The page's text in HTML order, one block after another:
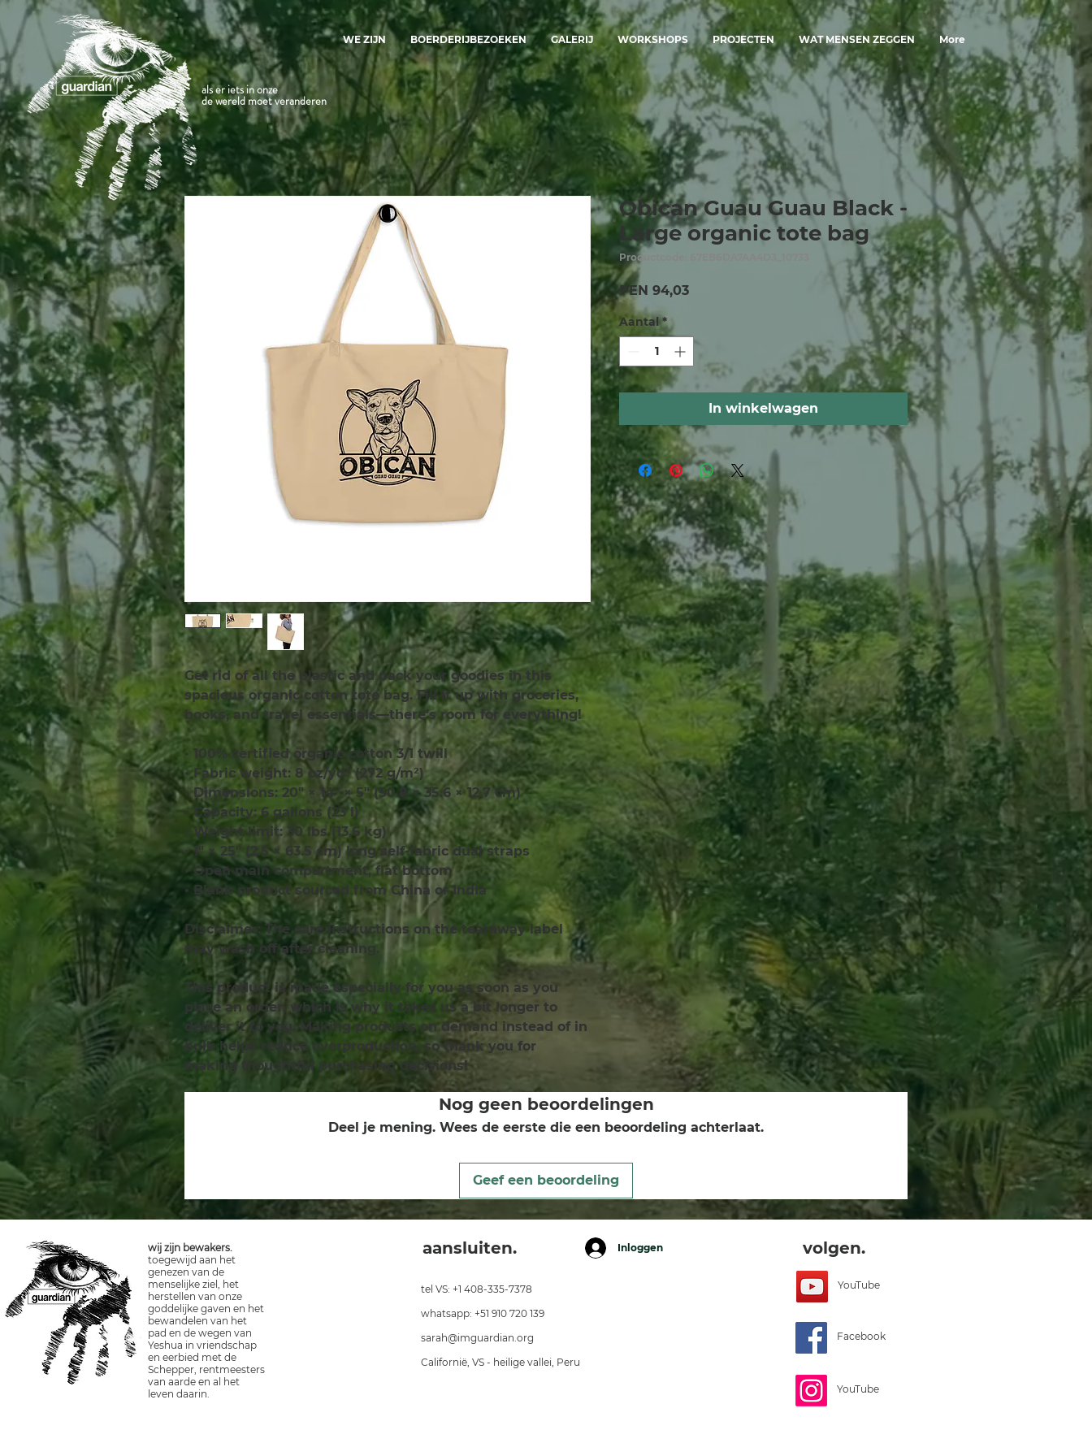
als er iets in onze
de wereld moet veranderen
WE ZIJN BOERDERIJBEZOEKEN GALERIJ WORKSHOPS PROJECTEN WAT MENSEN ZEGGEN More
Get rid of all the plastic and pack your goodies in this
spacious organic cotton tote bag. Fill it up with groceries,
books, and travel essentials—there’s room for everything!
• 100% certified organic cotton 3/1 twill
• Fabric weight: 8 oz/yd² (272 g/m²)
• Dimensions: 20″ × 14″ × 5″ (50.8 × 35.6 × 12.7 cm)
• Capacity: 6 gallons (23 l)
• Weight limit: 30 lbs (13.6 kg)
• 1″ × 25″ (2.5 × 63.5 cm) long self-fabric dual straps
• Open main compartment, flat bottom
• Blank product sourced from China or India
Disclaimer: The care instructions on the tearaway label
may wash off after cleaning.
This product is made especially for you as soon as you
place an order, which is why it takes us a bit longer to
deliver it to you. Making products on demand instead of in
bulk helps reduce overproduction, so thank you for
making thoughtful purchasing decisions!
Obican Guau Guau Black -
Large organic tote bag
Productcode: 67EB6DA7AA4D3_10733
PEN 94,03Prijs
Aantal *
In winkelwagen
Nog geen beoordelingen
Deel je mening. Wees de eerste die een beoordeling achterlaat.
Geef een beoordeling
wij zijn bewakers.
toegewijd aan het
genezen van de
menselijke ziel, het
herstellen van onze
goddelijke gaven en het
bewandelen van het
pad en de wegen van
Yeshua in vriendschap
en eerbied met de
Schepper, rentmeesters
van aarde en al het
leven daarin.
aansluiten. Inloggen
tel VS: +1 408-335-7378
whatsapp: +51 910 720 139
sarah@imguardian.org
Californië, VS - heilige vallei, Peru
volgen.
YouTube
Facebook
YouTube